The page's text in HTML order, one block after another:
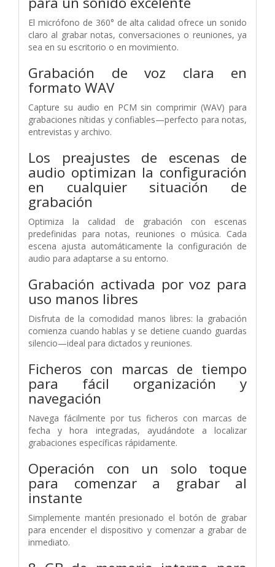
El micrófono de 360° de alta calidad ofrece un sonido
claro al grabar notas, conversaciones o reuniones, ya
sea en su escritorio o en movimiento.
Grabación de voz clara en
formato WAV
Capture su audio en PCM sin comprimir (WAV) para
grabaciones nítidas y confiables—perfecto para notas,
entrevistas y archivo.
Los preajustes de escenas de
audio optimizan la configuración
en cualquier situación de
grabación
Optimiza la calidad de grabación con escenas
predefinidas para notas, reuniones o música. Cada
escena ajusta automáticamente la configuración de
audio para adaptarse a su entorno.
Grabación activada por voz para
uso manos libres
Disfruta de la comodidad manos libres: la grabación
comienza cuando hablas y se detiene cuando guardas
silencio—ideal para dictados y reuniones.
Ficheros con marcas de tiempo
para fácil organización y
navegación
Navega fácilmente por tus ficheros con marcas de
fecha y hora integradas, ayudándote a localizar
grabaciones específicas rápidamente.
Operación con un solo toque
para comenzar a grabar al
instante
Simplemente mantén presionado el botón de grabar
para encender el dispositivo y comenzar a grabar de
inmediato.